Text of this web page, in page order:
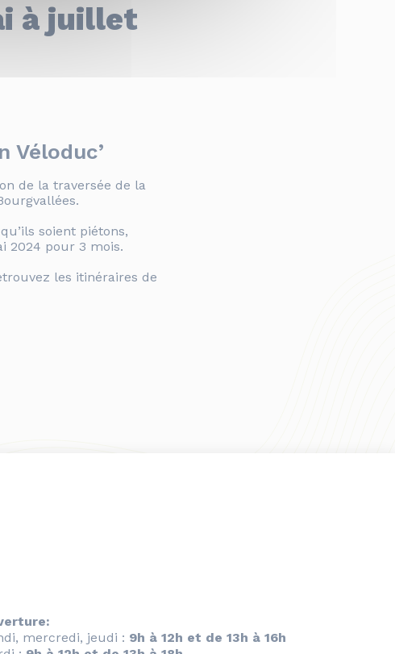
à juillet
Véloduc’
de la traversée de la
soient piétons,
2024 pour 3 mois.
les itinéraires de
mercredi, jeudi : 9h à 12h et de 13h à 16h